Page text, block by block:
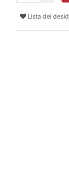
Lista dei